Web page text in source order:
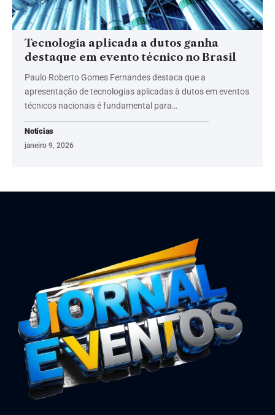
Tecnologia aplicada a dutos ganha
destaque em evento técnico no Brasil
Paulo Roberto Gomes Fernandes destaca que a
apresentação de tecnologias aplicadas à dutos em eventos
técnicos nacionais é fundamental para…
Notícias
janeiro 9, 2026